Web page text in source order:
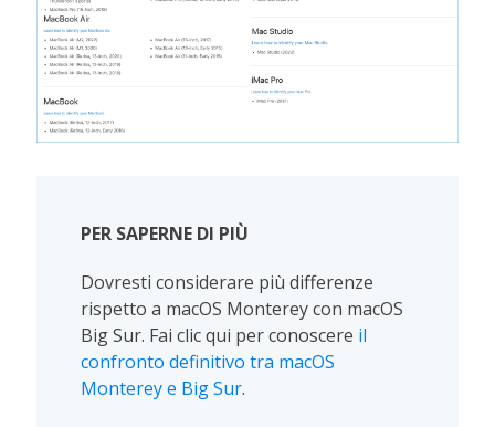
PER SAPERNE DI PIÙ
Dovresti considerare più differenze
rispetto a macOS Monterey con macOS
Big Sur. Fai clic qui per conoscere il
confronto definitivo tra macOS
Monterey e Big Sur.